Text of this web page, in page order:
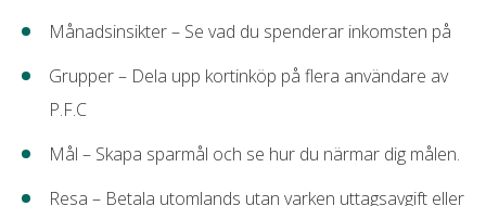
Månadsinsikter – Se vad du spenderar inkomsten på
Grupper – Dela upp kortinköp på flera användare av
P.F.C
Mål – Skapa sparmål och se hur du närmar dig målen.
Resa – Betala utomlands utan varken uttagsavgift eller